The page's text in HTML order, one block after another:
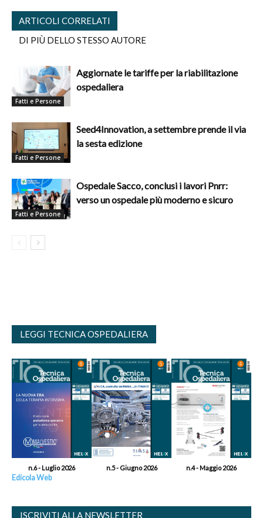
ARTICOLI CORRELATI
DI PIÙ DELLO STESSO AUTORE
Fatti e Persone
Aggiornate le tariffe per la riabilitazione
ospedaliera
Fatti e Persone
Seed4Innovation, a settembre prende il via
la sesta edizione
Fatti e Persone
Ospedale Sacco, conclusi i lavori Pnrr:
verso un ospedale più moderno e sicuro
LEGGI TECNICA OSPEDALIERA
n.6 - Luglio 2026 n.5 - Giugno 2026 n.4 - Maggio 2026
Edicola Web
ISCRIVITI ALLA NEWSLETTER